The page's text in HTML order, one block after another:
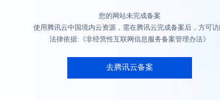
您的网站未完成备案
使用腾讯云中国境内云资源，需在腾讯云完成备案后，方可
法律依据:《非经营性互联网信息服务备案管理办法》
去腾讯云备案